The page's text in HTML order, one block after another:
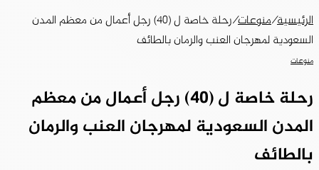
الرئيسية/منوعات/
رحلة خاصة ل (40) رجل أعمال من معظم المدن
السعودية لمهرجان العنب والرمان بالطائف
منوعات
رحلة خاصة ل (40) رجل أعمال من معظم
المدن السعودية لمهرجان العنب والرمان
بالطائف